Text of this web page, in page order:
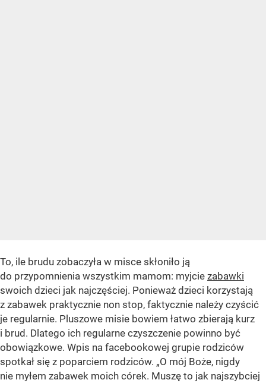
To, ile brudu zobaczyła w misce skłoniło ją
do przypomnienia wszystkim mamom: myjcie zabawki
swoich dzieci jak najczęściej. Ponieważ dzieci korzystają
z zabawek praktycznie non stop, faktycznie należy czyścić
je regularnie. Pluszowe misie bowiem łatwo zbierają kurz
i brud. Dlatego ich regularne czyszczenie powinno być
obowiązkowe. Wpis na facebookowej grupie rodziców
spotkał się z poparciem rodziców. „O mój Boże, nigdy
nie myłem zabawek moich córek. Muszę to jak najszybciej